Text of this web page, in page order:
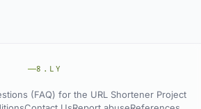
8.LY
(FAQ) for the URL Shortener Project